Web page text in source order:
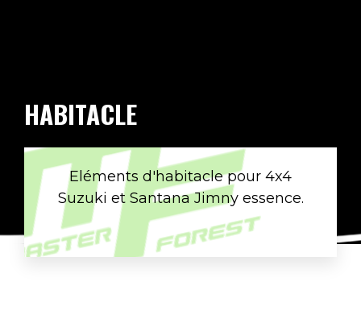
HABITACLE
Eléments d'habitacle pour 4x4
Suzuki et Santana Jimny essence.